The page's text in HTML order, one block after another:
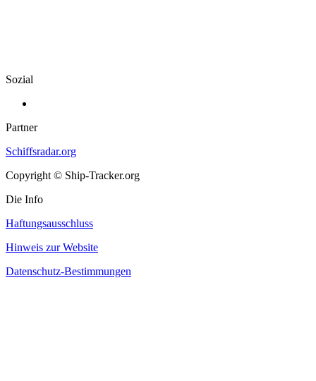
Sozial
Partner
Schiffsradar.org
Copyright © Ship-Tracker.org
Die Info
Haftungsausschluss
Hinweis zur Website
Datenschutz-Bestimmungen